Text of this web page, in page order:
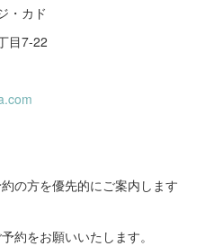
・カド
7-22
の方を優先的にご案内します
約をお願いいたします。